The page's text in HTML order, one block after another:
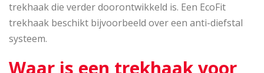
trekhaak die verder doorontwikkeld is. Een EcoFit
trekhaak beschikt bijvoorbeeld over een anti-diefstal
systeem.
Waar is een trekhaak voor